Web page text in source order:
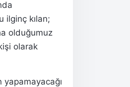
ilginç kılan;
olduğumuz
olarak
yapamayacağı